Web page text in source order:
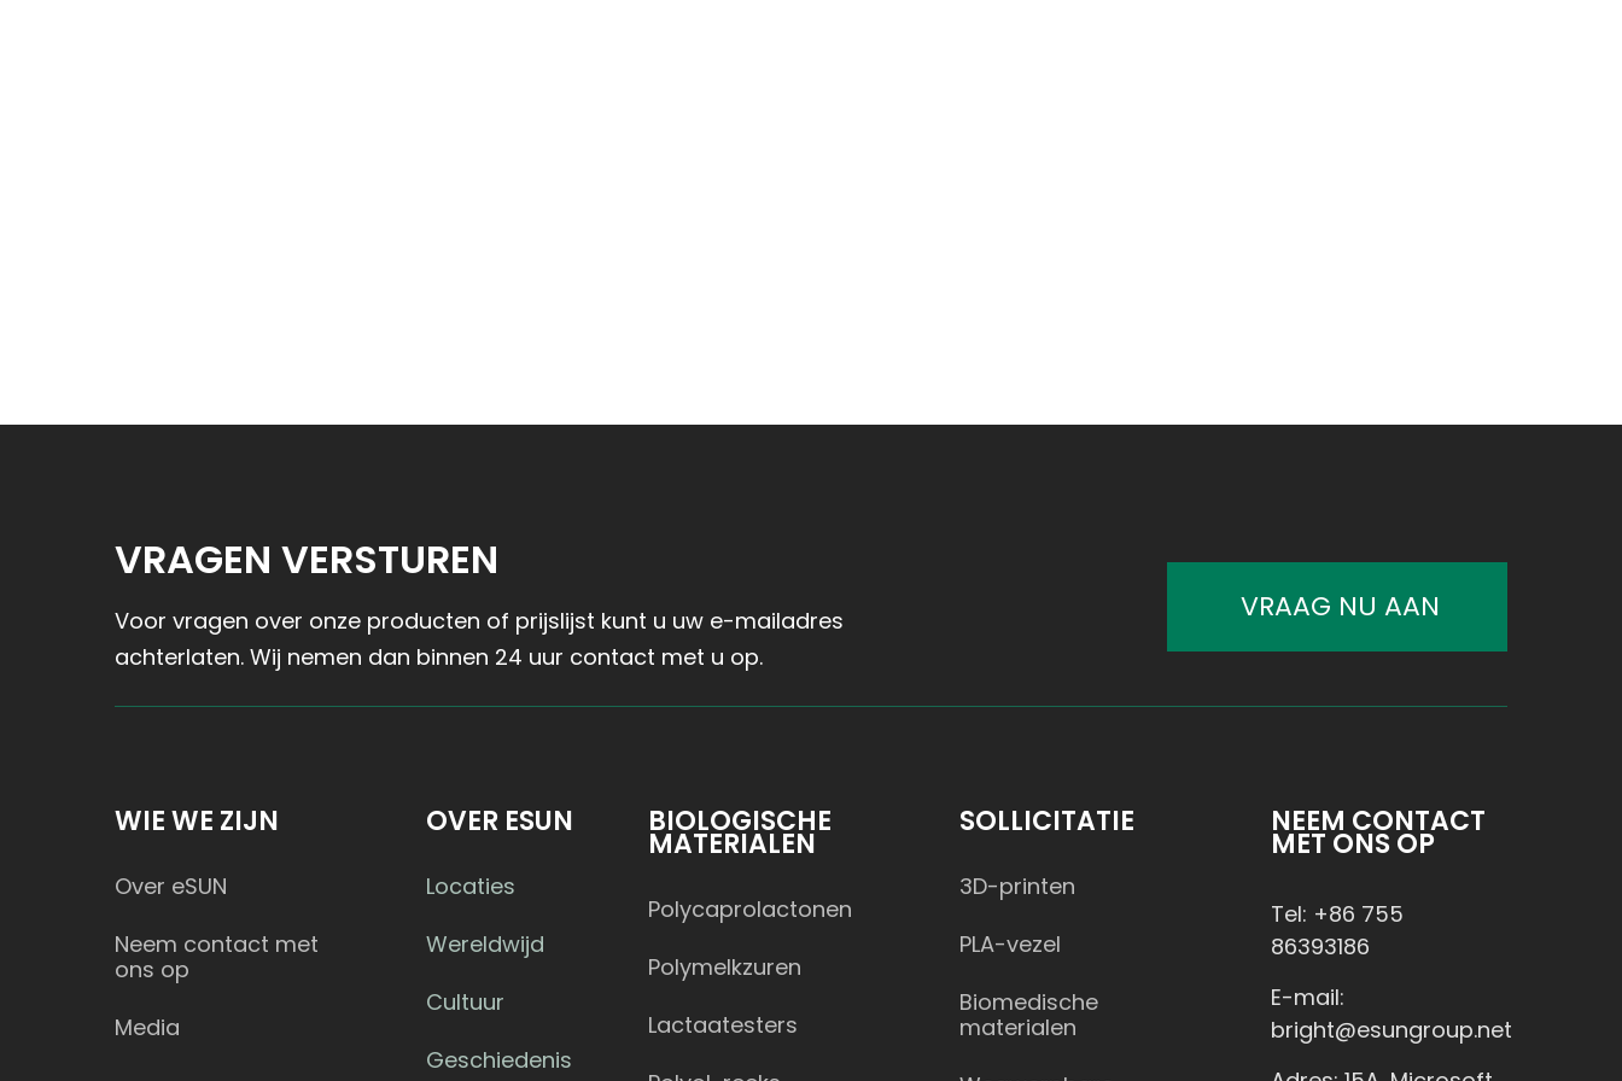
VRAGEN VERSTUREN
Voor vragen over onze producten of prijslijst kunt u uw e-mailadres
achterlaten. Wij nemen dan binnen 24 uur contact met u op.
VRAAG NU AAN
WIE WE ZIJN
Over eSUN
Neem contact met
ons op
Media
OVER ESUN
Locaties
Wereldwijd
Cultuur
Geschiedenis
BIOLOGISCHE
MATERIALEN
Polycaprolactonen
Polymelkzuren
Lactaatesters
SOLLICITATIE
3D-printen
PLA-vezel
Biomedische
materialen
NEEM CONTACT
MET ONS OP
Tel: +86 755
86393186
E-mail:
bright@esungroup.net